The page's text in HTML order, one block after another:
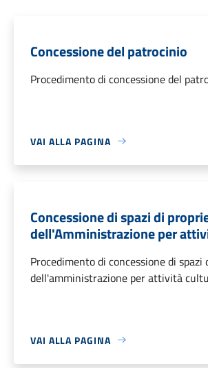
Concessione del patrocinio
Procedimento di concessione del
VAI ALLA PAGINA
Concessione di spazi di
dell'Amministrazione per
Procedimento di concessione di
dell'amministrazione per attività
VAI ALLA PAGINA